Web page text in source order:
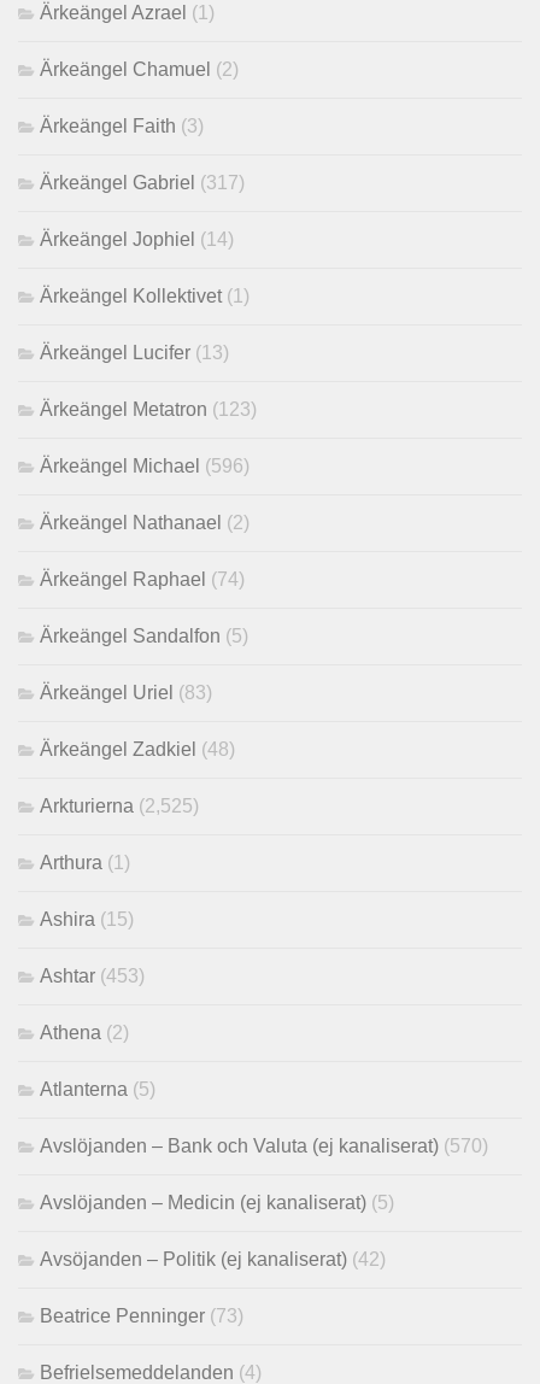
Ärkeängel Azrael (1)
Ärkeängel Chamuel (2)
Ärkeängel Faith (3)
Ärkeängel Gabriel (317)
Ärkeängel Jophiel (14)
Ärkeängel Kollektivet (1)
Ärkeängel Lucifer (13)
Ärkeängel Metatron (123)
Ärkeängel Michael (596)
Ärkeängel Nathanael (2)
Ärkeängel Raphael (74)
Ärkeängel Sandalfon (5)
Ärkeängel Uriel (83)
Ärkeängel Zadkiel (48)
Arkturierna (2,525)
Arthura (1)
Ashira (15)
Ashtar (453)
Athena (2)
Atlanterna (5)
Avslöjanden – Bank och Valuta (ej kanaliserat) (570)
Avslöjanden – Medicin (ej kanaliserat) (5)
Avsöjanden – Politik (ej kanaliserat) (42)
Beatrice Penninger (73)
Befrielsemeddelanden (4)